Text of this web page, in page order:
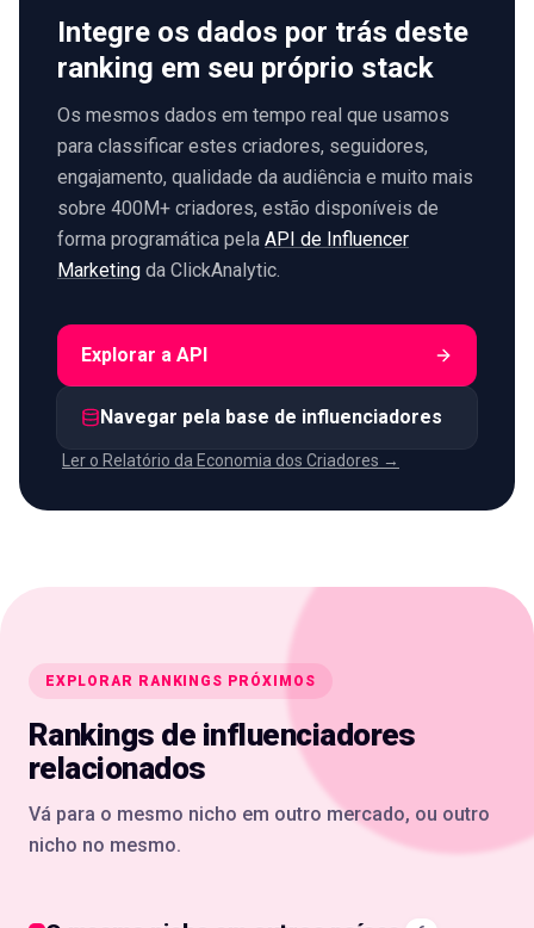
Integre os dados por trás deste
ranking em seu próprio stack
Os mesmos dados em tempo real que usamos
para classificar estes criadores, seguidores,
engajamento, qualidade da audiência e muito mais
sobre 400M+ criadores, estão disponíveis de
forma programática pela API de Influencer
Marketing da ClickAnalytic.
Explorar a API
Navegar pela base de influenciadores
Ler o Relatório da Economia dos Criadores →
EXPLORAR RANKINGS PRÓXIMOS
Rankings de influenciadores
relacionados
Vá para o mesmo nicho em outro mercado, ou outro
nicho no mesmo.